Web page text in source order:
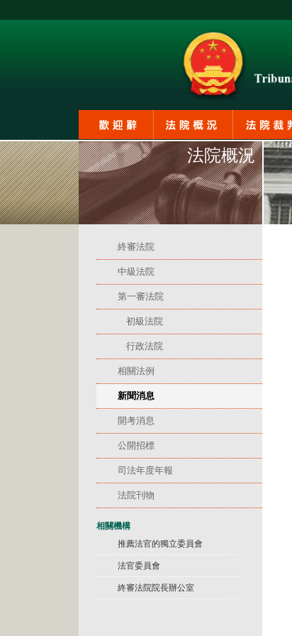
法院概況
相關機構
推薦法官的獨立委員會
法官委員會
終審法院院長辦公室
終審法院
中級法院
第一審法院
初級法院
行政法院
相關法例
新聞消息
開考消息
公開招標
司法年度年報
法院刊物